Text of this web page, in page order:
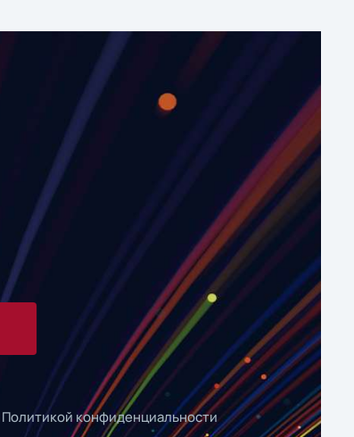
Политикой конфиденциальности